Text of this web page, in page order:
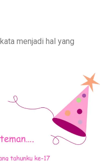
menjadi hal yang